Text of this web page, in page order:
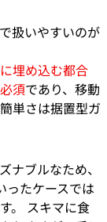
扱いやすいのが
埋め込む都合
須であり、移動
単さは据置型ガ
ナブルなため、
ったケースでは
。 スキマに食